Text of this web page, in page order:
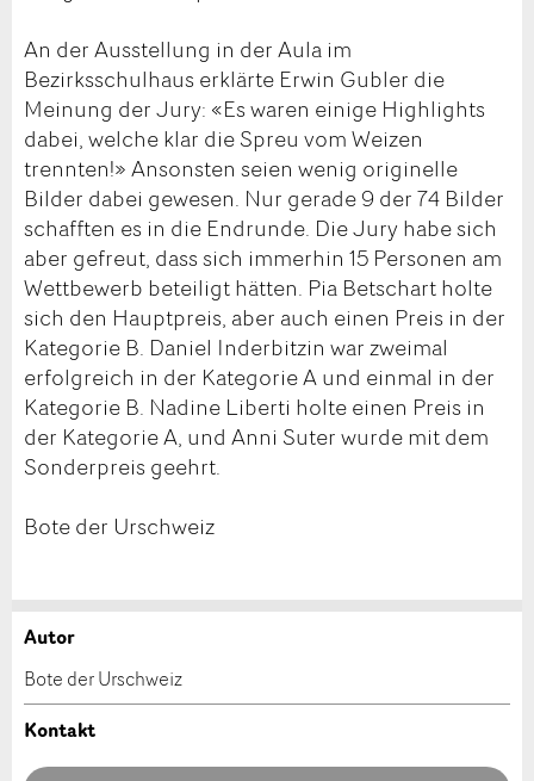
An der Ausstellung in der Aula im
Bezirksschulhaus erklärte Erwin Gubler die
Meinung der Jury: «Es waren einige Highlights
dabei, welche klar die Spreu vom Weizen
trennten!» Ansonsten seien wenig originelle
Bilder dabei gewesen. Nur gerade 9 der 74 Bilder
schafften es in die Endrunde. Die Jury habe sich
aber gefreut, dass sich immerhin 15 Personen am
Wettbewerb beteiligt hätten. Pia Betschart holte
sich den Hauptpreis, aber auch einen Preis in der
Kategorie B. Daniel Inderbitzin war zweimal
erfolgreich in der Kategorie A und einmal in der
Kategorie B. Nadine Liberti holte einen Preis in
der Kategorie A, und Anni Suter wurde mit dem
Sonderpreis geehrt.
Bote der Urschweiz
Anzeige beanstanden
Ihr Feedback wird sehr geschätzt!
Anzeige weiterempfehlen
Empfehlen Sie diese Anzeige an Freunde weiter.
Autor
Bote der Urschweiz
Kontakt